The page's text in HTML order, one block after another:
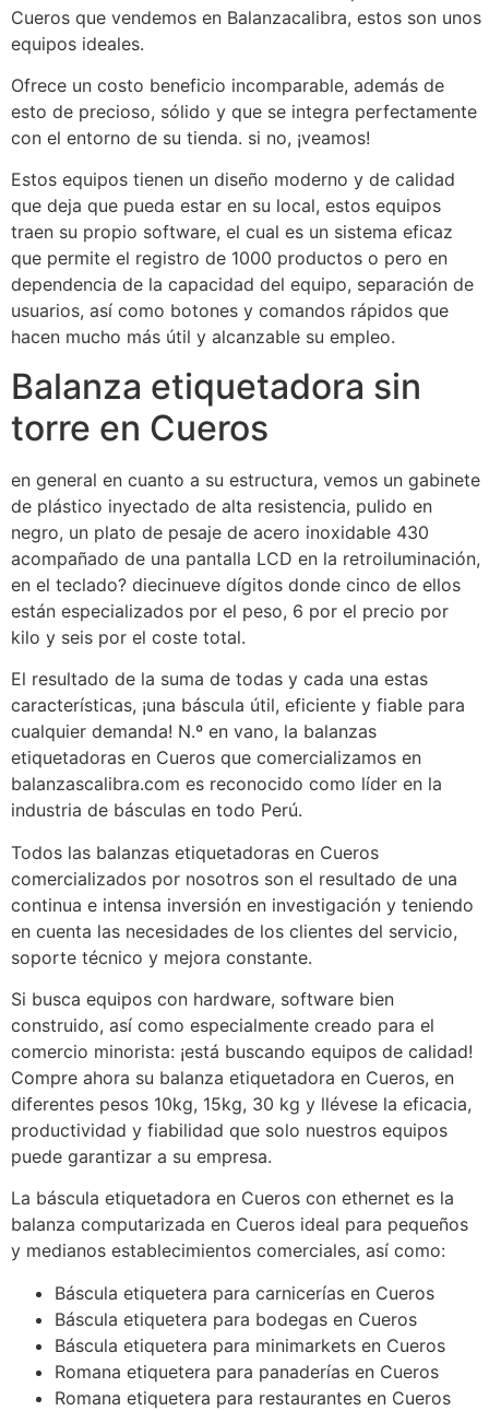
Cueros que vendemos en Balanzacalibra, estos son unos
equipos ideales.
Ofrece un costo beneficio incomparable, además de
esto de precioso, sólido y que se integra perfectamente
con el entorno de su tienda. si no, ¡veamos!
Estos equipos tienen un diseño moderno y de calidad
que deja que pueda estar en su local, estos equipos
traen su propio software, el cual es un sistema eficaz
que permite el registro de 1000 productos o pero en
dependencia de la capacidad del equipo, separación de
usuarios, así como botones y comandos rápidos que
hacen mucho más útil y alcanzable su empleo.
Balanza etiquetadora sin
torre en Cueros
en general en cuanto a su estructura, vemos un gabinete
de plástico inyectado de alta resistencia, pulido en
negro, un plato de pesaje de acero inoxidable 430
acompañado de una pantalla LCD en la retroiluminación,
en el teclado? diecinueve dígitos donde cinco de ellos
están especializados por el peso, 6 por el precio por
kilo y seis por el coste total.
El resultado de la suma de todas y cada una estas
características, ¡una báscula útil, eficiente y fiable para
cualquier demanda! N.º en vano, la balanzas
etiquetadoras en Cueros que comercializamos en
balanzascalibra.com es reconocido como líder en la
industria de básculas en todo Perú.
Todos las balanzas etiquetadoras en Cueros
comercializados por nosotros son el resultado de una
continua e intensa inversión en investigación y teniendo
en cuenta las necesidades de los clientes del servicio,
soporte técnico y mejora constante.
Si busca equipos con hardware, software bien
construido, así como especialmente creado para el
comercio minorista: ¡está buscando equipos de calidad!
Compre ahora su balanza etiquetadora en Cueros, en
diferentes pesos 10kg, 15kg, 30 kg y llévese la eficacia,
productividad y fiabilidad que solo nuestros equipos
puede garantizar a su empresa.
La báscula etiquetadora en Cueros con ethernet es la
balanza computarizada en Cueros ideal para pequeños
y medianos establecimientos comerciales, así como:
Báscula etiquetera para carnicerías en Cueros
Báscula etiquetera para bodegas en Cueros
Báscula etiquetera para minimarkets en Cueros
Romana etiquetera para panaderías en Cueros
Romana etiquetera para restaurantes en Cueros